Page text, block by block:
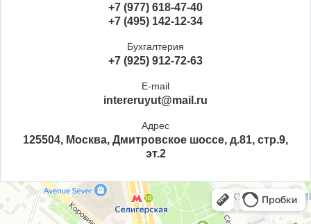
+7 (977) 618-47-40
+7 (495) 142-12-34
Бухгалтерия
+7 (925) 912-72-63
E-mail
intereruyut@mail.ru
Адрес
125504, Москва, Дмитровское шоссе, д.81, стр.9,
эт.2